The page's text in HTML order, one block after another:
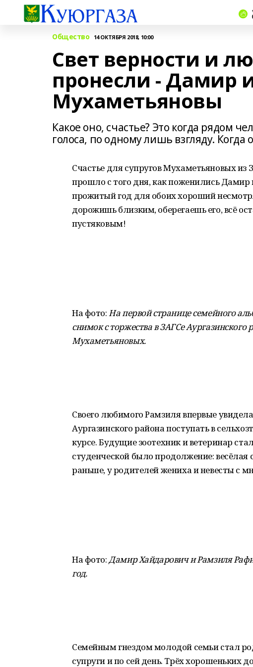
Общество 14 ОКТЯБРЯ 2018, 10:00
Свет верности и
пронесли - Дамир
Мухаметьяновы
Какое оно, счастье? Это когда рядом
голоса, по одному лишь взгляду. Когда
Счастье для супругов Мухаметьяновых
прошло с того дня, как поженились
прожитый год для обоих хороший
дорожишь близким, оберегаешь его, всё
пустяковым!
На фото:На первой странице семейного
снимок с торжества в ЗАГСе Аургазинского
Мухаметьяновых.
Своего любимого Рамзиля впервые
Аургазинского района поступать в
курсе. Будущие зоотехник и ветеринар
студенческой было продолжение: весёлая
раньше, у родителей жениха и невесты с
На фото:Дамир Хайдарович и Рамзиля
год.
Семейным гнездом молодой семьи стал
супруги и по сей день. Трёх хорошеньких